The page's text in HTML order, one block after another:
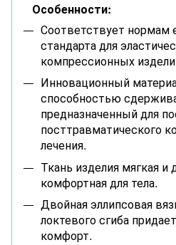
Особенности:
Соответствует нормам
стандарта для
компрессионных
Инновационный
способностью
предназначенный для
посттравматического
лечения.
Ткань изделия мягкая
комфортная для тела.
Двойная эллипсовая
локтевого сгиба
комфорт.